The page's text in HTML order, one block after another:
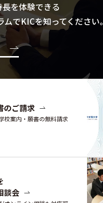
を体験できる
でKICを知ってください。
のご請求
校案内・願書の無料請求
談会